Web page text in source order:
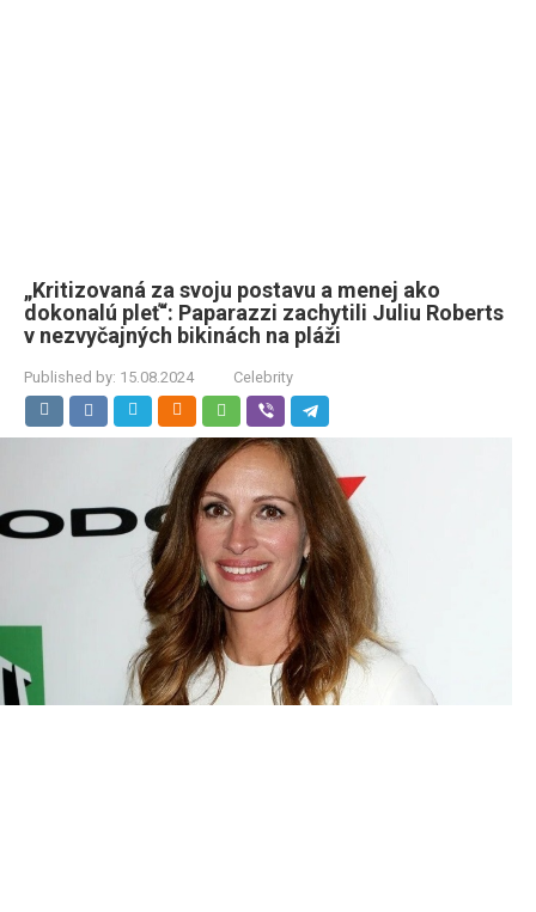
„Kritizovaná za svoju postavu a menej ako
dokonalú pleť“: Paparazzi zachytili Juliu Roberts
v nezvyčajných bikinách na pláži
Published by: 15.08.2024 Celebrity